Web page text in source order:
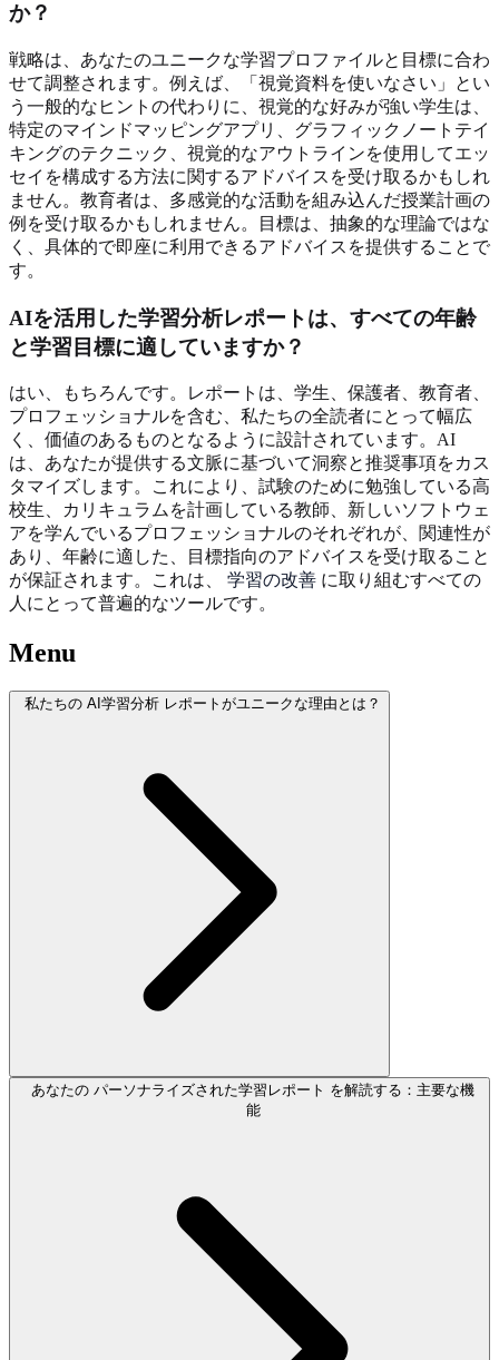
か？
戦略は、あなたのユニークな学習プロファイルと目標に合わ
せて調整されます。例えば、「視覚資料を使いなさい」とい
う一般的なヒントの代わりに、視覚的な好みが強い学生は、
特定のマインドマッピングアプリ、グラフィックノートテイ
キングのテクニック、視覚的なアウトラインを使用してエッ
セイを構成する方法に関するアドバイスを受け取るかもしれ
ません。教育者は、多感覚的な活動を組み込んだ授業計画の
例を受け取るかもしれません。目標は、抽象的な理論ではな
く、具体的で即座に利用できるアドバイスを提供することで
す。
AIを活用した学習分析レポートは、すべての年齢
と学習目標に適していますか？
はい、もちろんです。レポートは、学生、保護者、教育者、
プロフェッショナルを含む、私たちの全読者にとって幅広
く、価値のあるものとなるように設計されています。AI
は、あなたが提供する文脈に基づいて洞察と推奨事項をカス
タマイズします。これにより、試験のために勉強している高
校生、カリキュラムを計画している教師、新しいソフトウェ
アを学んでいるプロフェッショナルのそれぞれが、関連性が
あり、年齢に適した、目標指向のアドバイスを受け取ること
が保証されます。これは、 学習の改善 に取り組むすべての
人にとって普遍的なツールです。
Menu
私たちの AI学習分析 レポートがユニークな理由とは？
あなたの パーソナライズされた学習レポート を解読する：主要な機
能